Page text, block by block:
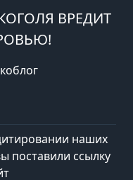
ВРЕДИТ
наших
поставили ссылку